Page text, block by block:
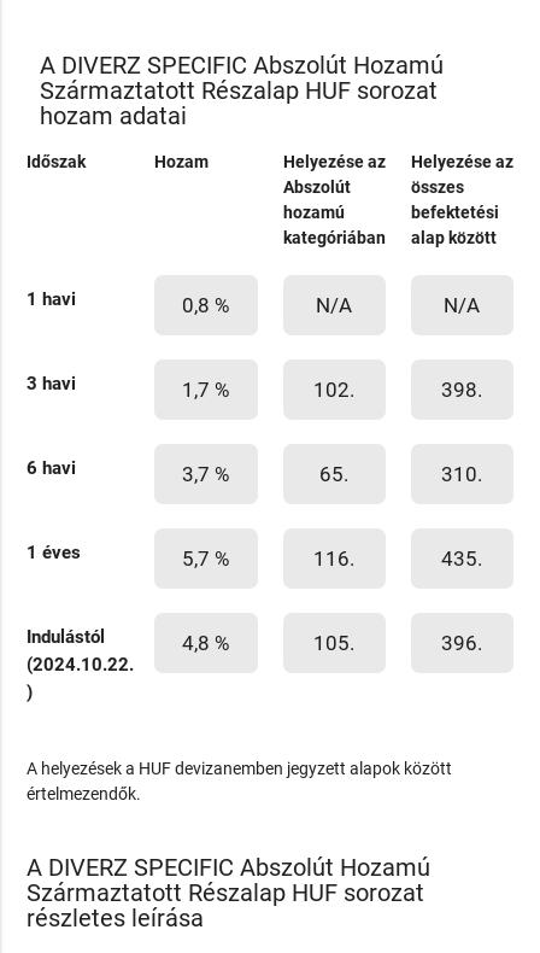
A DIVERZ SPECIFIC Abszolút Hozamú
Származtatott Részalap HUF sorozat
hozam adatai
Időszak Hozam
Helyezése az
Abszolút
hozamú
kategóriában
Helyezése az
összes
befektetési
alap között
1 havi 0,8 % N/A N/A
3 havi 1,7 % 102. 398.
6 havi 3,7 % 65. 310.
1 éves 5,7 % 116. 435.
Indulástól
(2024.10.22.
)
4,8 % 105. 396.
A helyezések a HUF devizanemben jegyzett alapok között
értelmezendők.
A DIVERZ SPECIFIC Abszolút Hozamú
Származtatott Részalap HUF sorozat
részletes leírása